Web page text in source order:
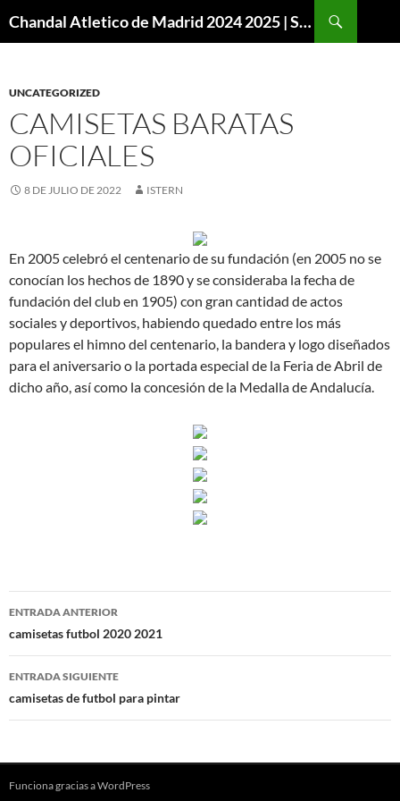
Chandal Atletico de Madrid 2024 2025 | SuperVigo
UNCATEGORIZED
CAMISETAS BARATAS
OFICIALES
8 DE JULIO DE 2022 ISTERN
En 2005 celebró el centenario de su fundación (en 2005 no se
conocían los hechos de 1890 y se consideraba la fecha de
fundación del club en 1905) con gran cantidad de actos
sociales y deportivos, habiendo quedado entre los más
populares el himno del centenario, la bandera y logo diseñados
para el aniversario o la portada especial de la Feria de Abril de
dicho año, así como la concesión de la Medalla de Andalucía.
Navegación
de
entradas
ENTRADA ANTERIOR
camisetas futbol 2020 2021
ENTRADA SIGUIENTE
camisetas de futbol para pintar
Funciona gracias a WordPress